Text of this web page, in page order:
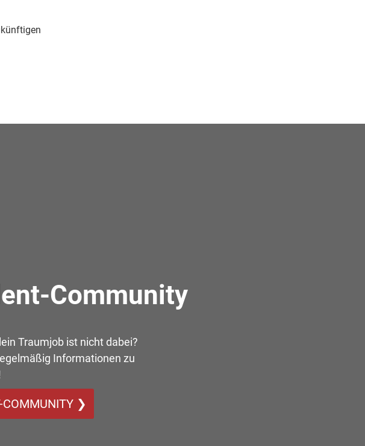
Community
Traumjob ist nicht dabei?
Informationen zu
COMMUNITY ❯